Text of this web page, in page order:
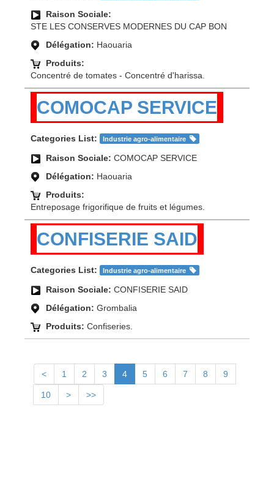
Raison Sociale:
STE LES CONSERVES MODERNES DU CAP BON
Délégation: Haouaria
Produits:
Concentré de tomates - Concentré d'harissa.
COMOCAP SERVICE
Categories List: Industrie agro-alimentaire
Raison Sociale: COMOCAP SERVICE
Délégation: Haouaria
Produits:
Entreposage frigorifique de fruits et légumes.
CONFISERIE SAID
Categories List: Industrie agro-alimentaire
Raison Sociale: CONFISERIE SAID
Délégation: Grombalia
Produits: Confiseries.
< 1 2 3 4 5 6 7 8 9
10 > >>